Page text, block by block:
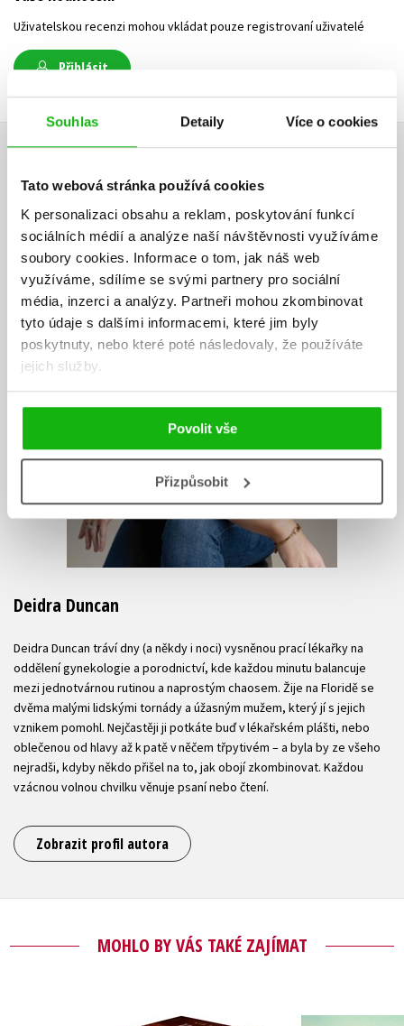
Souhlas Detaily Více o cookies
Tato webová stránka používá cookies
K personalizaci obsahu a reklam, poskytování funkcí
sociálních médií a analýze naší návštěvnosti využíváme
soubory cookies. Informace o tom, jak náš web
využíváme, sdílíme se svými partnery pro sociální
média, inzerci a analýzy. Partneři mohou zkombinovat
tyto údaje s dalšími informacemi, které jim byly
poskytnuty, nebo které poté následovaly, že používáte
jejich služby.
Povolit vše
Přizpůsobit
Uživatelskou recenzi mohou vkládat pouze registrovaní uživatelé
Přihlásit
AUTOR KNIHY
Deidra Duncan
Deidra Duncan tráví dny (a někdy i noci) vysněnou prací lékařky na
oddělení gynekologie a porodnictví, kde každou minutu balancuje
mezi jednotvárnou rutinou a naprostým chaosem. Žije na Floridě se
dvěma malými lidskými tornády a úžasným mužem, který jí s jejich
vznikem pomohl. Nejčastěji ji potkáte buď v lékařském plášti, nebo
oblečenou od hlavy až k patě v něčem třpytivém – a byla by ze všeho
nejradši, kdyby někdo přišel na to, jak obojí zkombinovat. Každou
vzácnou volnou chvilku věnuje psaní nebo čtení.
Zobrazit profil autora
MOHLO BY VÁS TAKÉ ZAJÍMAT